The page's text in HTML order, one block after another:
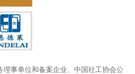
事单位和备案企业、中国社工协会公